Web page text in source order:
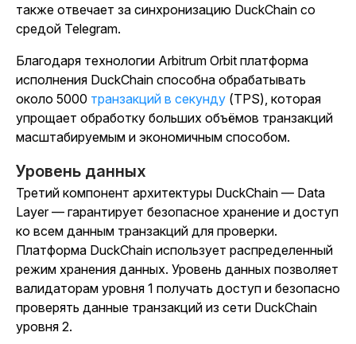
также отвечает за синхронизацию DuckChain со
средой Telegram.
Благодаря технологии Arbitrum Orbit платформа
исполнения DuckChain способна обрабатывать
около 5000 транзакций в секунду (TPS), которая
упрощает обработку больших объёмов транзакций
масштабируемым и экономичным способом.
Уровень данных
Третий компонент архитектуры DuckChain — Data
Layer — гарантирует безопасное хранение и доступ
ко всем данным транзакций для проверки.
Платформа DuckChain использует распределенный
режим хранения данных. Уровень данных позволяет
валидаторам уровня 1 получать доступ и безопасно
проверять данные транзакций из сети DuckChain
уровня 2.